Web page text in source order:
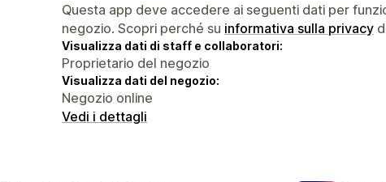
Questa app deve accedere ai seguenti dati per
negozio. Scopri perché su informativa sulla privacy
Visualizza dati di staff e collaboratori:
Proprietario del negozio
Visualizza dati del negozio:
Negozio online
Vedi i dettagli